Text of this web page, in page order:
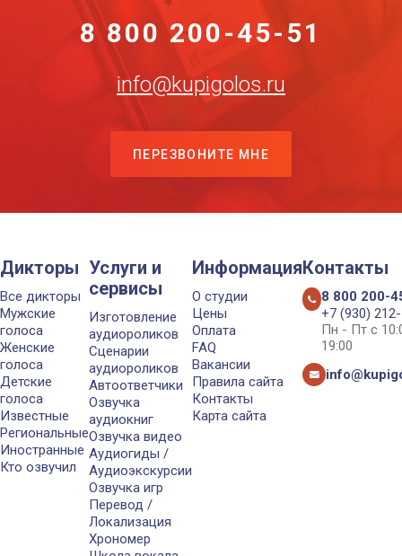
8 800 200-45-51
info@kupigolos.ru
ПЕРЕЗВОНИТЕ МНЕ
Дикторы
Все дикторы
Мужские
голоса
Женские
голоса
Детские
голоса
Известные
Региональные
Иностранные
Кто озвучил
Услуги и
сервисы
Изготовление
аудиороликов
Сценарии
аудиороликов
Автоответчики
Озвучка
аудиокниг
Озвучка видео
Аудиогиды /
Аудиоэкскурсии
Озвучка игр
Перевод /
Локализация
Хрономер
Информация
О студии
Цены
Оплата
FAQ
Вакансии
Правила сайта
Контакты
Карта сайта
Контакты
8 800 200-
+7 (930)
Пн - Пт с
19:00